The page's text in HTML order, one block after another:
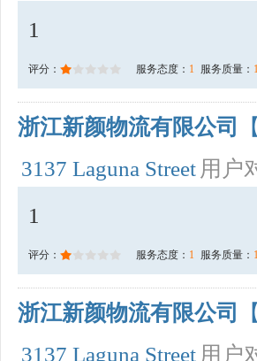
1
评分： 服务态度： 1 服务质量： 1
浙江新颜物流有限公司
3137 Laguna Street 用户
1
评分： 服务态度： 1 服务质量： 1
浙江新颜物流有限公司
3137 Laguna Street 用户